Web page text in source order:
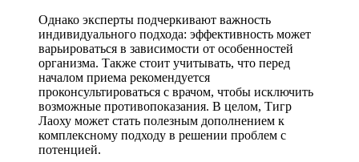
Однако эксперты подчеркивают важность
индивидуального подхода: эффективность может
варьироваться в зависимости от особенностей
организма. Также стоит учитывать, что перед
началом приема рекомендуется
проконсультироваться с врачом, чтобы исключить
возможные противопоказания. В целом, Тигр
Лаоху может стать полезным дополнением к
комплексному подходу в решении проблем с
потенцией.